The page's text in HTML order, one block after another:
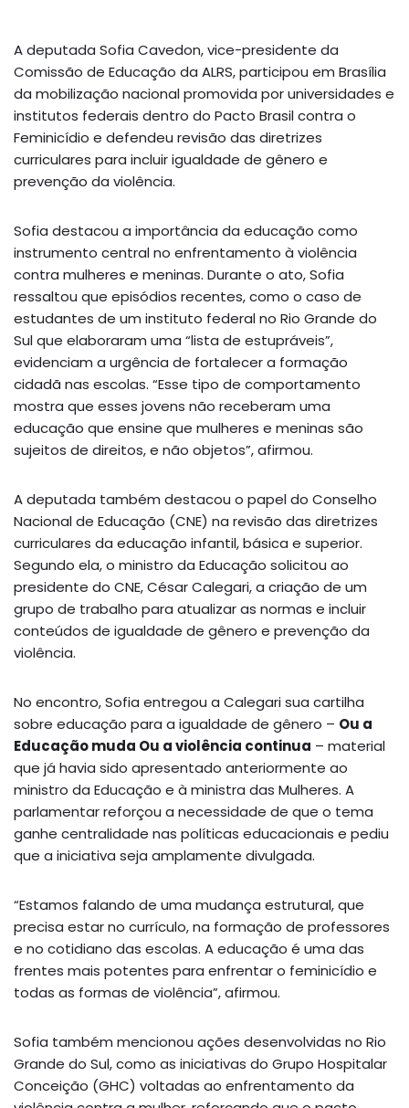
A deputada Sofia Cavedon, vice-presidente da
Comissão de Educação da ALRS, participou em Brasília
da mobilização nacional promovida por universidades e
institutos federais dentro do Pacto Brasil contra o
Feminicídio e defendeu revisão das diretrizes
curriculares para incluir igualdade de gênero e
prevenção da violência.
Sofia destacou a importância da educação como
instrumento central no enfrentamento à violência
contra mulheres e meninas. Durante o ato, Sofia
ressaltou que episódios recentes, como o caso de
estudantes de um instituto federal no Rio Grande do
Sul que elaboraram uma “lista de estupráveis”,
evidenciam a urgência de fortalecer a formação
cidadã nas escolas. “Esse tipo de comportamento
mostra que esses jovens não receberam uma
educação que ensine que mulheres e meninas são
sujeitos de direitos, e não objetos”, afirmou.
A deputada também destacou o papel do Conselho
Nacional de Educação (CNE) na revisão das diretrizes
curriculares da educação infantil, básica e superior.
Segundo ela, o ministro da Educação solicitou ao
presidente do CNE, César Calegari, a criação de um
grupo de trabalho para atualizar as normas e incluir
conteúdos de igualdade de gênero e prevenção da
violência.
No encontro, Sofia entregou a Calegari sua cartilha
sobre educação para a igualdade de gênero – Ou a
Educação muda Ou a violência continua – material
que já havia sido apresentado anteriormente ao
ministro da Educação e à ministra das Mulheres. A
parlamentar reforçou a necessidade de que o tema
ganhe centralidade nas políticas educacionais e pediu
que a iniciativa seja amplamente divulgada.
“Estamos falando de uma mudança estrutural, que
precisa estar no currículo, na formação de professores
e no cotidiano das escolas. A educação é uma das
frentes mais potentes para enfrentar o feminicídio e
todas as formas de violência”, afirmou.
Sofia também mencionou ações desenvolvidas no Rio
Grande do Sul, como as iniciativas do Grupo Hospitalar
Conceição (GHC) voltadas ao enfrentamento da